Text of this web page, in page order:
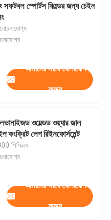
সফটবল স্পোর্টস ফিল্ডের জন্য চেইন
আমাদের সাথে যোগাযোগ
করুন
ওয়েল্ডড ওয়্যার জাল
কংক্রিট লেপ রিইনফোর্সমেন্ট
পিসিএস
আমাদের সাথে যোগাযোগ
করুন